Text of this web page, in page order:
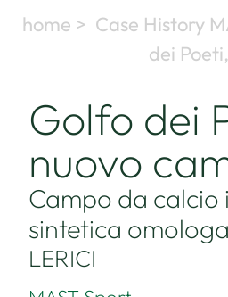
home > Case History
dei
Golfo dei
nuovo
Campo da calcio
sintetica
LERICI